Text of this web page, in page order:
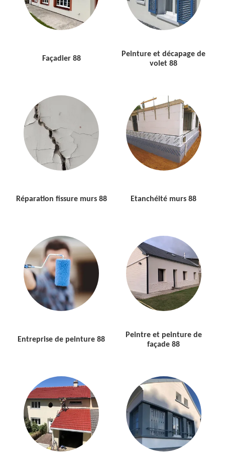
Façadier 88
Peinture et décapage de
volet 88
Réparation fissure murs 88 Etanchéité murs 88
Entreprise de peinture 88
Peintre et peinture de
façade 88